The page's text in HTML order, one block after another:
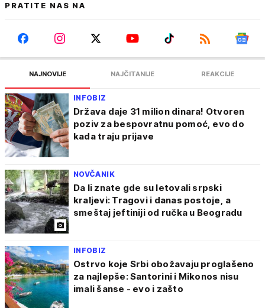
PRATITE NAS NA
NAJNOVIJE NAJČITANIJE REAKCIJE
INFOBIZ
Država daje 31 milion dinara! Otvoren
poziv za bespovratnu pomoć, evo do
kada traju prijave
NOVČANIK
Da li znate gde su letovali srpski
kraljevi: Tragovi i danas postoje, a
smeštaj jeftiniji od ručka u Beogradu
INFOBIZ
Ostrvo koje Srbi obožavaju proglašeno
za najlepše: Santorini i Mikonos nisu
imali šanse - evo i zašto